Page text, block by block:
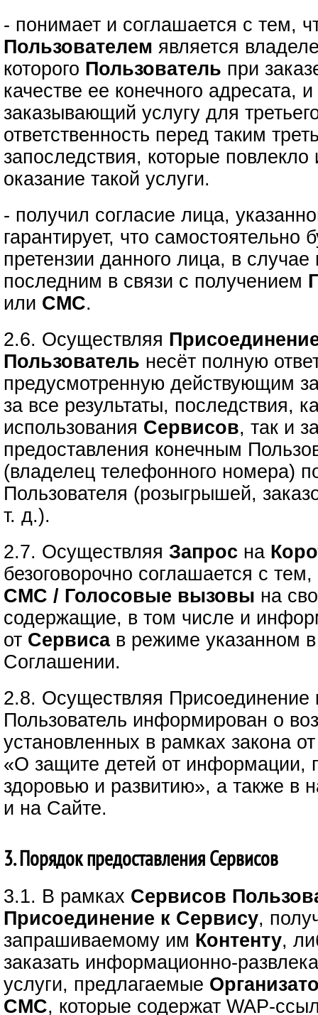
- понимает и соглашается с тем,
Пользователем является
которого Пользователь при
качестве ее конечного адресата,
заказывающий услугу для
ответственность перед таким
запоследствия, которые
оказание такой услуги.
- получил согласие лица,
гарантирует, что самостоятельно
претензии данного лица, в
последним в связи с получением
или СМС.
2.6. Осуществляя
Пользователь несёт полную
предусмотренную действующим
за все результаты, последствия,
использования Сервисов, так и
предоставления конечным
(владелец телефонного номера)
Пользователя (розыгрышей,
т. д.).
2.7. ОсуществляяЗапрос на
безоговорочно соглашается с
СМС / Голосовые вызовы на
содержащие, в том числе и
от Сервиса в режиме указанном
Соглашении.
2.8. Осуществляя Присоединение
Пользователь информирован о
установленных в рамках закона
«О защите детей от информации,
здоровью и развитию», а также в
и на Сайте.
3. Порядок предоставления Сервисов
3.1. В рамках Сервисов
Присоединение к Сервису,
запрашиваемому им Контенту,
заказать информационно-
услуги, предлагаемые
СМС, которые содержат WAP-